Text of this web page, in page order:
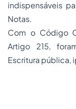
indispensáveis
Notas.
Com o Código
Artigo 215,
Escritura pública,